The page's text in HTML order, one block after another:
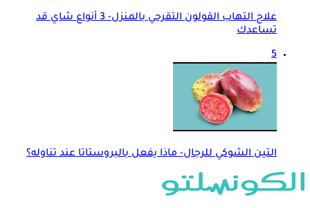
علاج التهاب القولون التقرحي بالمنزل- 3 أنواع شاي قد
تساعدك
5
التين الشوكي للرجال- ماذا يفعل بالبروستاتا عند تناوله؟